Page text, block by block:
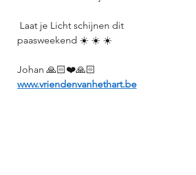
Laat je Licht schijnen dit
paasweekend ☀️ ☀️ ☀️
Johan 🙏🏻❤️🙏🏻
www.vriendenvanhethart.be